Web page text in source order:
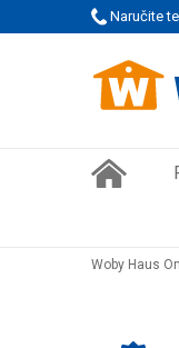
Naručite
PORUDŽBINE!
Woby Haus